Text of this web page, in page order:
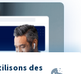
des